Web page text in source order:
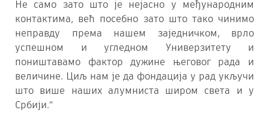
Не само зато што је нејасно у међународним
контактима, већ посебно зато што тако чинимо
неправду према нашем заједничком, врло
успешном и угледном Универзитету и
поништавамо фактор дужине његовог рада и
величине. Циљ нам је да фондација у рад укључи
што више наших алумниста широм света и у
Србији.“